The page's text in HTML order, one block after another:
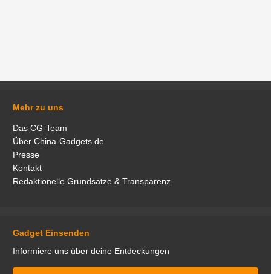
Mehr zu uns
Das CG-Team
Über China-Gadgets.de
Presse
Kontakt
Redaktionelle Grundsätze & Transparenz
Gadget Einsenden
Informiere uns über deine Entdeckungen